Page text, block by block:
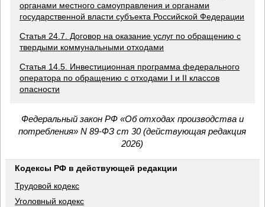
органами местного самоуправления и органами
государственной власти субъекта Российской Федерации
Статья 24.7. Договор на оказание услуг по обращению с
твердыми коммунальными отходами
Статья 14.5. Инвестиционная программа федерального
оператора по обращению с отходами I и II классов
опасности
Федеральный закон РФ «Об отходах производства и
потребления» N 89-ФЗ ст 30 (действующая редакция
2026)
Кодексы РФ в действующей редакции
Трудовой кодекс
Уголовный кодекс